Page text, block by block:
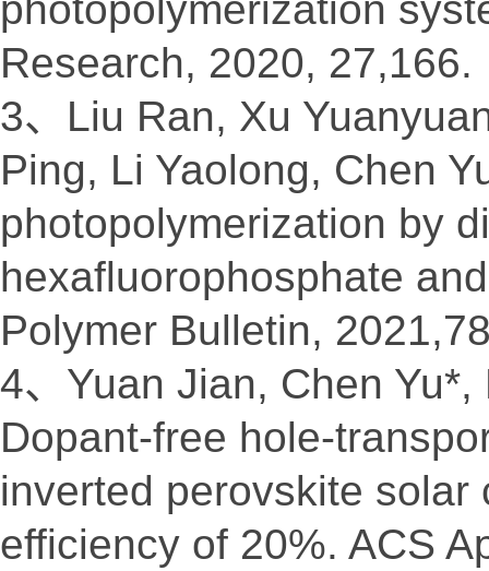
Research, 2020, 27,166.
3、Liu Ran, Xu
Ping, Li Yaolong, Chen
photopolymerization by
hexafluorophosphate
Polymer Bulletin,
4、Yuan Jian, Chen
Dopant-free hole-
inverted perovskite
efficiency of 20%. ACS